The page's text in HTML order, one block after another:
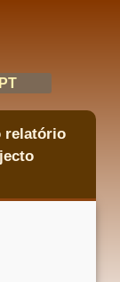
PT
relatório